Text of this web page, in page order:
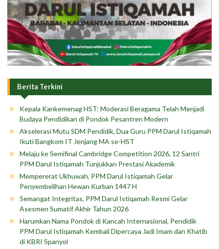
Berita Terkini
Kepala Kankemenag HST: Moderasi Beragama Telah Menjadi
Budaya Pendidikan di Pondok Pesantren Modern
Akselerasi Mutu SDM Pendidik, Dua Guru PPM Darul Istiqamah
Ikuti Bangkom IT Jenjang MA se-HST
Melaju ke Semifinal Cambridge Competition 2026, 12 Santri
PPM Darul Istiqamah Tunjukkan Prestasi Akademik
Mempererat Ukhuwah, PPM Darul Istiqamah Gelar
Penyembelihan Hewan Kurban 1447 H
Semangat Integritas, PPM Darul Istiqamah Resmi Gelar
Asesmen Sumatif Akhir Tahun 2026
Harumkan Nama Pondok di Kancah Internasional, Pendidik
PPM Darul Istiqamah Kembali Dipercaya Jadi Imam dan Khatib
di KBRI Spanyol